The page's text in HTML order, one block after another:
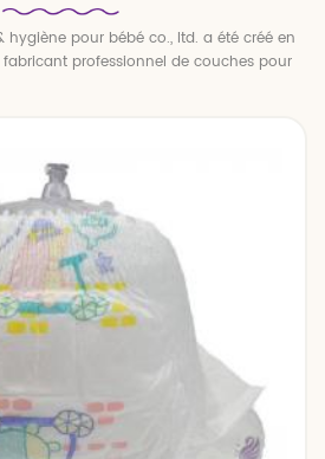
pour bébé co., ltd. a été créé en
professionnel de couches pour